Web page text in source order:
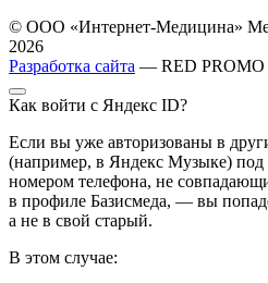
© ООО «Интернет-Медицина»
2026
Разработка сайта — RED PROMO
Как войти с Яндекс ID?
Если вы уже авторизованы в
(например, в Яндекс Музыке) под
номером телефона, не
в профиле Базисмеда, — вы
а не в свой старый.
В этом случае: